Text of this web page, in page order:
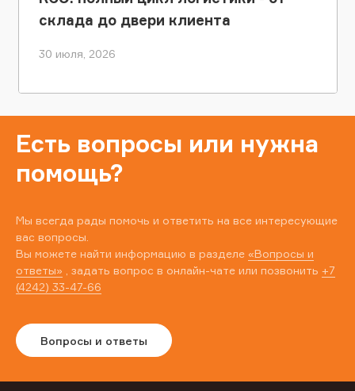
склада до двери клиента
30 июля, 2026
Есть вопросы или нужна
помощь?
Мы всегда рады помочь и ответить на все интересующие
вас вопросы.
Вы можете найти информацию в разделе «Вопросы и
ответы» , задать вопрос в онлайн-чате или позвонить +7
(4242) 33-47-66
Вопросы и ответы